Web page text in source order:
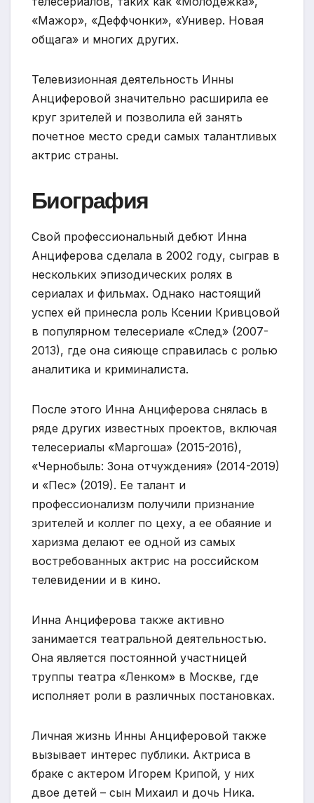
«Мажор», «Деффчонки», «Универ. Новая
общага» и многих других.
Телевизионная деятельность Инны
Анциферовой значительно расширила ее
круг зрителей и позволила ей занять
почетное место среди самых талантливых
актрис страны.
Биография
Свой профессиональный дебют Инна
Анциферова сделала в 2002 году, сыграв в
нескольких эпизодических ролях в
сериалах и фильмах. Однако настоящий
успех ей принесла роль Ксении Кривцовой
в популярном телесериале «След» (2007-
2013), где она сияюще справилась с ролью
аналитика и криминалиста.
После этого Инна Анциферова снялась в
ряде других известных проектов, включая
телесериалы «Маргоша» (2015-2016),
«Чернобыль: Зона отчуждения» (2014-2019)
и «Пес» (2019). Ее талант и
профессионализм получили признание
зрителей и коллег по цеху, а ее обаяние и
харизма делают ее одной из самых
востребованных актрис на российском
телевидении и в кино.
Инна Анциферова также активно
занимается театральной деятельностью.
Она является постоянной участницей
труппы театра «Ленком» в Москве, где
исполняет роли в различных постановках.
Личная жизнь Инны Анциферовой также
вызывает интерес публики. Актриса в
браке с актером Игорем Крипой, у них
двое детей – сын Михаил и дочь Ника.